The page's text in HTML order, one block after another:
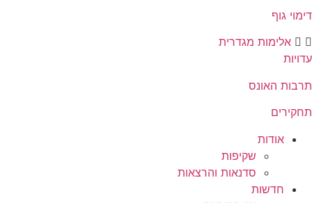
דימוי גוף
אלימות מגדרית
עדויות
תרבות האונס
תחקירים
אודות
שקיפות
סדנאות והרצאות
חדשות